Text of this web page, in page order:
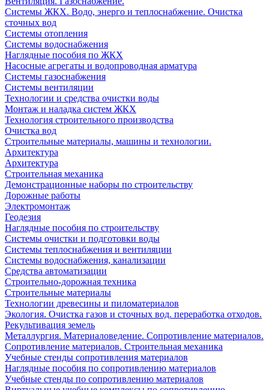
Системы ЖКХ. Водо, энерго и теплоснабжение. Очистка
сточных вод
Системы отопления
Системы водоснабжения
Наглядные пособия по ЖКХ
Насосные агрегаты и водопроводная арматура
Системы газоснабжения
Системы вентиляции
Технологии и средства очистки воды
Монтаж и наладка систем ЖКХ
Технология строительного производства
Очистка вод
Строительные материалы, машины и технологии.
Архитектура
Архитектура
Cтроительная механика
Демонстрационные наборы по строительству
Дорожные работы
Электромонтаж
Геодезия
Наглядные пособия по строительству
Системы очистки и подготовки воды
Системы теплоснабжения и вентиляции
Системы водоснабжения, канализации
Средства автоматизации
Строительно-дорожная техника
Строительные материалы
Технологии древесины и пиломатериалов
Экология. Очистка газов и сточных вод. переработка отходов.
Рекультивация земель
Металлургия. Материаловедение. Сопротивление материалов.
Сопротивление материалов. Строительная механика
Учебные стенды сопротивления материалов
Наглядные пособия по сопротивлению материалов
Учебные стенды по сопротивлению материалов